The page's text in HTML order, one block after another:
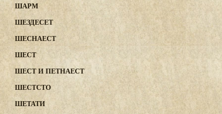
ШАРМ
ШЕЗДЕСЕТ
ШЕСНАЕСТ
ШЕСТ
ШЕСТ И ПЕТНАЕСТ
ШЕСТСТО
ШЕТАТИ